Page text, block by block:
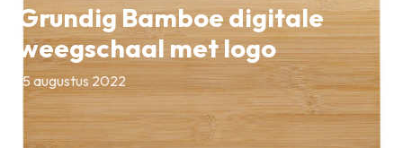
Grundig Bamboe digitale
weegschaal met logo
15 augustus 2022